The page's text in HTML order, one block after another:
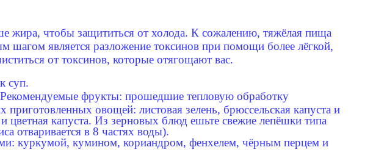
жира, чтобы защититься от холода. К сожалению, тяжёлая пища
является разложение токсинов при помощи более лёгкой,
от токсинов, которые отягощают вас.
суп.
фрукты: прошедшие тепловую обработку
овощей: листовая зелень, брюссельская капуста и
цветная капуста. Из зерновых блюд ешьте свежие лепёшки типа
отваривается в 8 частях воды).
куркумой, кумином, кориандром, фенхелем, чёрным перцем и